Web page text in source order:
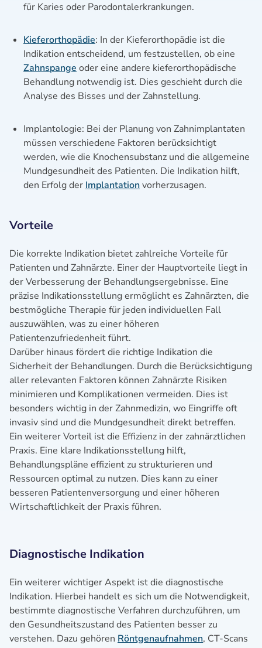
für Karies oder Parodontalerkrankungen.
Kieferorthopädie: In der Kieferorthopädie ist die
Indikation entscheidend, um festzustellen, ob eine
Zahnspange oder eine andere kieferorthopädische
Behandlung notwendig ist. Dies geschieht durch die
Analyse des Bisses und der Zahnstellung.
Implantologie: Bei der Planung von Zahnimplantaten
müssen verschiedene Faktoren berücksichtigt
werden, wie die Knochensubstanz und die allgemeine
Mundgesundheit des Patienten. Die Indikation hilft,
den Erfolg der Implantationvorherzusagen.
Vorteile
Die korrekte Indikation bietet zahlreiche Vorteile für
Patienten und Zahnärzte. Einer der Hauptvorteile liegt in
der Verbesserung der Behandlungsergebnisse. Eine
präzise Indikationsstellung ermöglicht es Zahnärzten, die
bestmögliche Therapie für jeden individuellen Fall
auszuwählen, was zu einer höheren
Patientenzufriedenheit führt.
Darüber hinaus fördert die richtige Indikation die
Sicherheit der Behandlungen. Durch die Berücksichtigung
aller relevanten Faktoren können Zahnärzte Risiken
minimieren und Komplikationen vermeiden. Dies ist
besonders wichtig in der Zahnmedizin, wo Eingriffe oft
invasiv sind und die Mundgesundheit direkt betreffen.
Ein weiterer Vorteil ist die Effizienz in der zahnärztlichen
Praxis. Eine klare Indikationsstellung hilft,
Behandlungspläne effizient zu strukturieren und
Ressourcen optimal zu nutzen. Dies kann zu einer
besseren Patientenversorgung und einer höheren
Wirtschaftlichkeit der Praxis führen.
Diagnostische Indikation
Ein weiterer wichtiger Aspekt ist die diagnostische
Indikation. Hierbei handelt es sich um die Notwendigkeit,
bestimmte diagnostische Verfahren durchzuführen, um
den Gesundheitszustand des Patienten besser zu
verstehen. Dazu gehören Röntgenaufnahmen, CT-Scans